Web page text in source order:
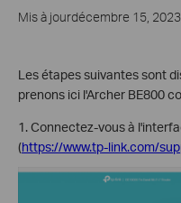
Mis à jourdécembre 15, 2023
Les étapes suivantes sont
prenons ici l'Archer BE800
1. Connectez-vous à
(https://www.tp-link.com/